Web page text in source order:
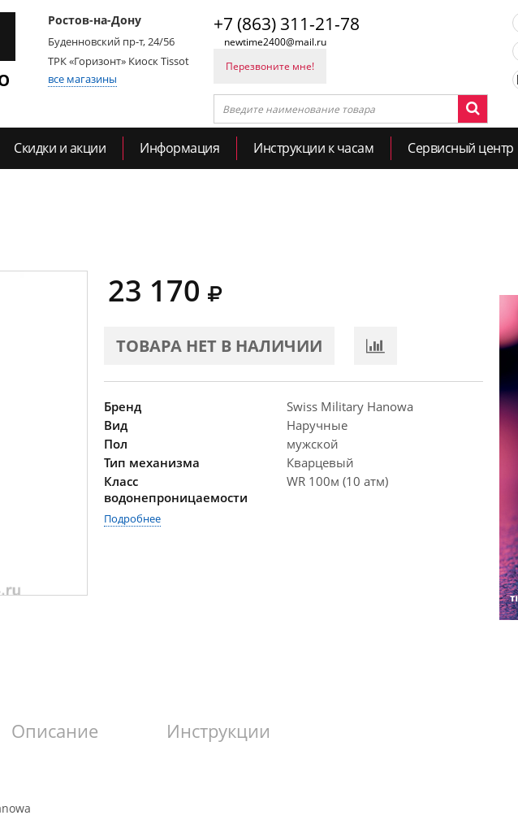
Ростов-на-Дону
Буденновский пр-т, 24/56
ТРК «Горизонт» Киоск Tissot
все магазины
+7 (863) 311-21-78
newtime2400@mail.ru
Перезвоните мне!
Скидки и акции Информация Инструкции к часам Сервисный центр
23 170
ТОВАРА НЕТ В НАЛИЧИИ
Бренд
Swiss Military Hanowa
Вид
Наручные
Пол
мужской
Тип механизма
Кварцевый
Класс
водонепроницаемости
WR 100м (10 атм)
Подробнее
Описание Инструкции